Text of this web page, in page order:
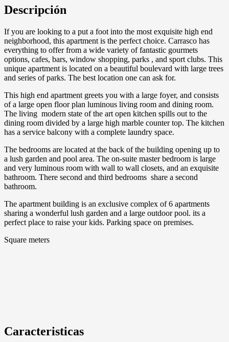
Descripción
If you are looking to a put a foot into the most exquisite high end
neighborhood, this apartment is the perfect choice. Carrasco has
everything to offer from a wide variety of fantastic gourmets
options, cafes, bars, window shopping, parks , and sport clubs. This
unique apartment is located on a beautiful boulevard with large trees
and series of parks. The best location one can ask for.
This high end apartment greets you with a large foyer, and consists
of a large open floor plan luminous living room and dining room.
The living modern state of the art open kitchen spills out to the
dining room divided by a large high marble counter top. The kitchen
has a service balcony with a complete laundry space.
The bedrooms are located at the back of the building opening up to
a lush garden and pool area. The on-suite master bedroom is large
and very luminous room with wall to wall closets, and an exquisite
bathroom. There second and third bedrooms share a second
bathroom.
The apartment building is an exclusive complex of 6 apartments
sharing a wonderful lush garden and a large outdoor pool. its a
perfect place to raise your kids. Parking space on premises.
Square meters
Caracteristicas